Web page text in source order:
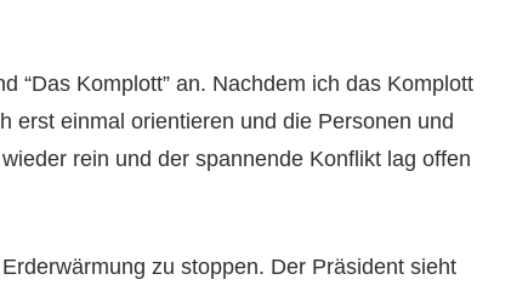
“Das Komplott” an. Nachdem ich das Komplott
erst einmal orientieren und die Personen und
rein und der spannende Konflikt lag offen
zu stoppen. Der Präsident sieht